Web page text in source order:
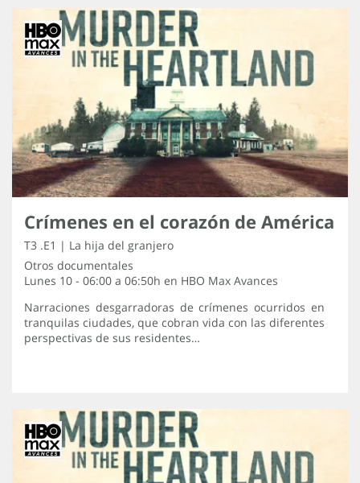
Crímenes en el corazón de América
T3 .E1 | La hija del granjero
Otros documentales
Lunes 10 - 06:00 a 06:50h en HBO Max Avances
Narraciones desgarradoras de crímenes ocurridos en
tranquilas ciudades, que cobran vida con las diferentes
perspectivas de sus residentes…